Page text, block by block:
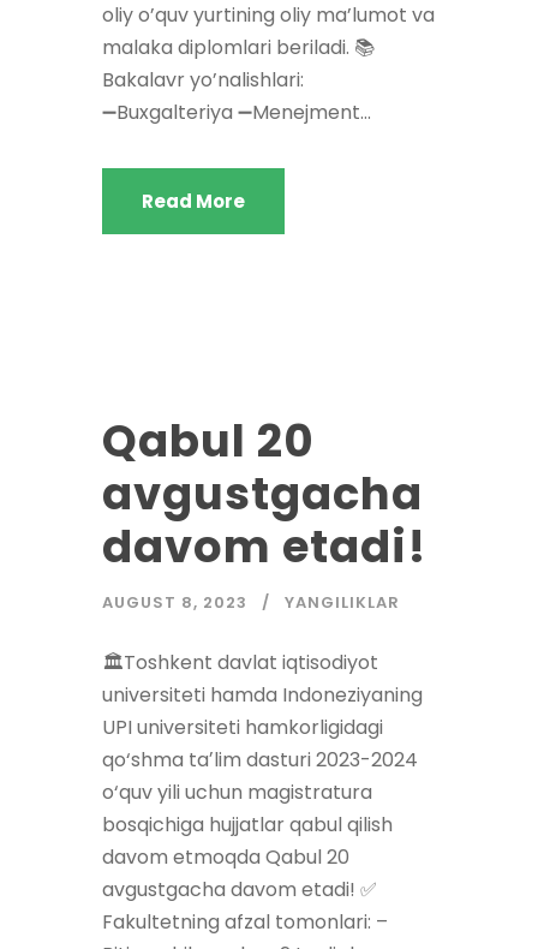
oliy o’quv yurtining oliy ma’lumot va
malaka diplomlari beriladi. 📚
Bakalavr yo’nalishlari:
➖Buxgalteriya ➖Menejment...
Read More
Qabul 20
avgustgacha
davom etadi!
AUGUST 8, 2023 YANGILIKLAR
🏛Toshkent davlat iqtisodiyot
universiteti hamda Indoneziyaning
UPI universiteti hamkorligidagi
qo‘shma taʼlim dasturi 2023-2024
o‘quv yili uchun magistratura
bosqichiga hujjatlar qabul qilish
davom etmoqda Qabul 20
avgustgacha davom etadi! ✅
Fakultetning afzal tomonlari: –